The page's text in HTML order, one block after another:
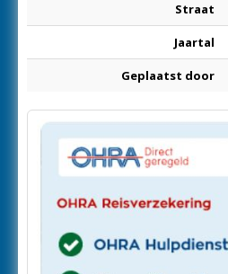
Straat
Jaartal
Geplaatst door